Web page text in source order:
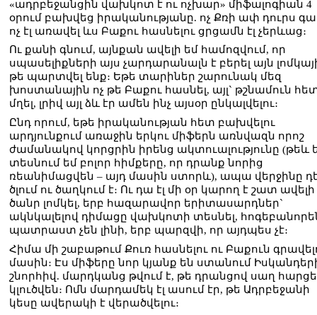
«ադրբեջանցին վախկոտ է ու ոչխար» միֆալոգիան 4
օրում բախվեց իրականությանը. ոչ Քռի ափ դուրս
ոչ էլ առավել ևս Բաքու հասնելու ցրցամն էլ չերևաց։
Ու քանի գնում, այնքան ավելի եմ համոզվում, որ
սպասելիքների այս չարդարանալն է բերել այն
թե պարտվել ենք։ Եթե տարիներ շարունակ մեզ
խոստանային ոչ թե Բաքու հասնել, այլ` թշնամուն
մղել, լրիվ այլ ձև էր ամեն ինչ այսօր ընկալվելու։
Ընդ որում, եթե իրականության հետ բախվելու
արդյունքում առաջին երկու միֆերն առնվազն որոշ
ժամանակով կորցրին իրենց ակտուալությունը (թեև
տեսնում եմ բոլոր հիմքերը, որ դրանք նորից
ռեանիմացվեն – այդ մասին ստորև), ապա վերջինը
ծլում ու ծաղկում է։ Ու դա էլ մի օր կարող է շատ ավելի
ծանր լոմկել, երբ հազարավոր երիտասարդներ`
ակնկալելով դիմացը վախկոտի տեսնել,
պատրաստ չեն լինի, երբ պարզվի, որ այդպես չէ։
Հիմա մի շաբաթում Քուռ հասնելու ու Բաքուն
մասին։ Էս միֆերը նոր կյանք են ստանում
շնորհիվ. մարդկանց թվում է, թե դրանցով սաղ
կլուծվեն։ Ոմն մարդամեկ էլ ասում էր, թե Ադրբեջանի
կեսը ավերակի է վերածվելու։